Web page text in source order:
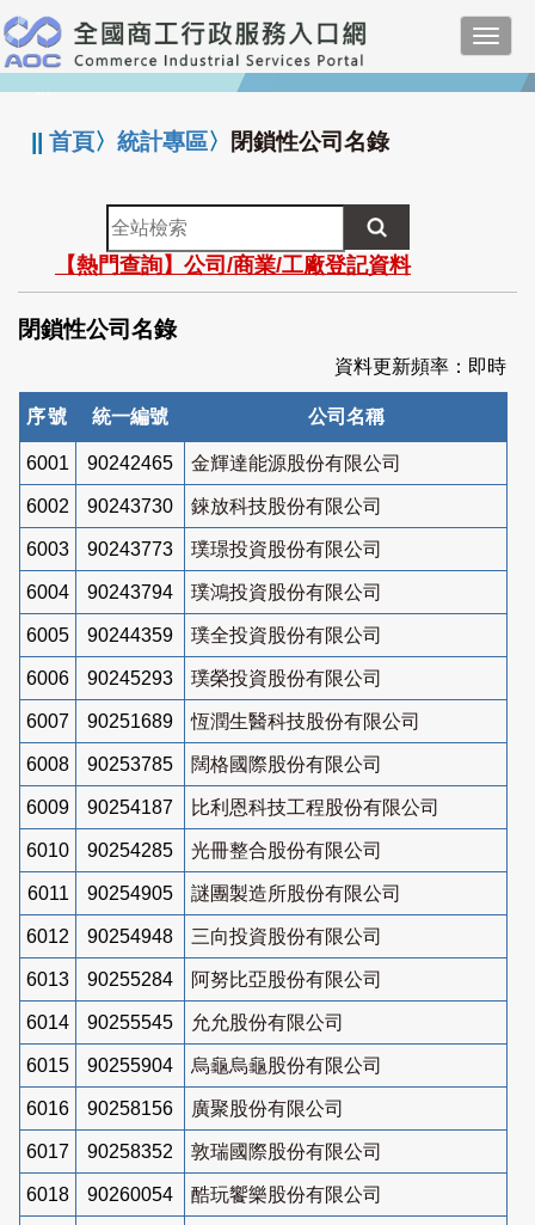
跳
到
主
要
:::
||首頁〉統計專區〉 閉鎖性公司名錄
全
站
檢
索
【熱門查詢】公司/商業/工廠登記資料
閉鎖性公司名錄
資料更新頻率：即時
序號 統一編號 公司名稱
6001 90242465 金輝達能源股份有限公司
6002 90243730 錸放科技股份有限公司
6003 90243773 璞璟投資股份有限公司
6004 90243794 璞鴻投資股份有限公司
6005 90244359 璞全投資股份有限公司
6006 90245293 璞榮投資股份有限公司
6007 90251689 恆潤生醫科技股份有限公司
6008 90253785 闊格國際股份有限公司
6009 90254187 比利恩科技工程股份有限公司
6010 90254285 光冊整合股份有限公司
6011 90254905 謎團製造所股份有限公司
6012 90254948 三向投資股份有限公司
6013 90255284 阿努比亞股份有限公司
6014 90255545 允允股份有限公司
6015 90255904 烏龜烏龜股份有限公司
6016 90258156 廣聚股份有限公司
6017 90258352 敦瑞國際股份有限公司
6018 90260054 酷玩饗樂股份有限公司